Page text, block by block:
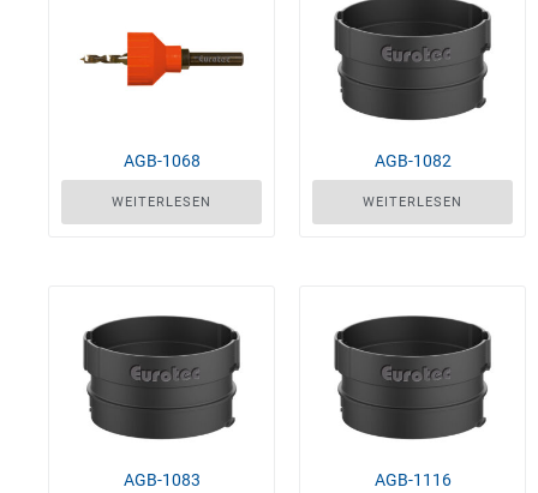
AGB-1068
WEITERLESEN
AGB-1082
WEITERLESEN
AGB-1083 AGB-1116